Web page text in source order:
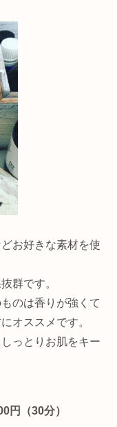
お好きな素材を使
群です。
のは香りが強くて
オススメです。
っとりお肌をキー
円（30分）